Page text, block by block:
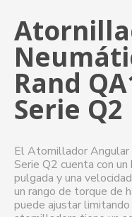
Rand
Serie Q2
El Atornillador
Serie Q2 cuenta con
pulgada y una
un rango de torque de
puede ajustar